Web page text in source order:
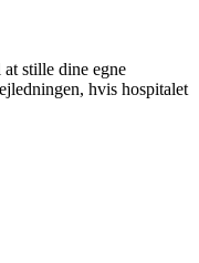
stille dine egne
hvis hospitalet